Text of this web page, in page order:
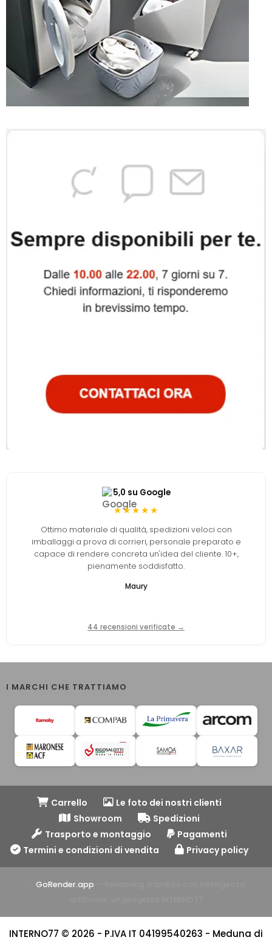
5,0 su Google
★★★★★
Ottimo materiale di qualità, spedizioni veloci con
imballaggi a prova di corrieri, personale preparato e
capace di rendere concreta un'idea del cliente. 10+,
pienamente soddisfatto.
Maury
44 recensioni verificate →
I MARCHI CHE TRATTIAMO
Carrello
Le foto dei nostri clienti
Showroom
Spedizioni
Trasporto e montaggio
Pagamenti
Termini e condizioni di vendita
Privacy policy
GoRender.app
INTERNO77 © 2026 - P.IVA IT 04199540263 - Meduna di